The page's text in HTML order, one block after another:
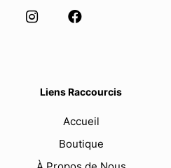
Liens Raccourcis
Accueil
Boutique